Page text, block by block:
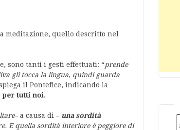
meditazione, quello descritto nel
sono tanti i gesti effettuati: “prende
gli tocca la lingua, quindi guarda
il Pontefice, indicando la
per tutti noi.
– a causa di – una sordità
E quella sordità interiore è peggiore di